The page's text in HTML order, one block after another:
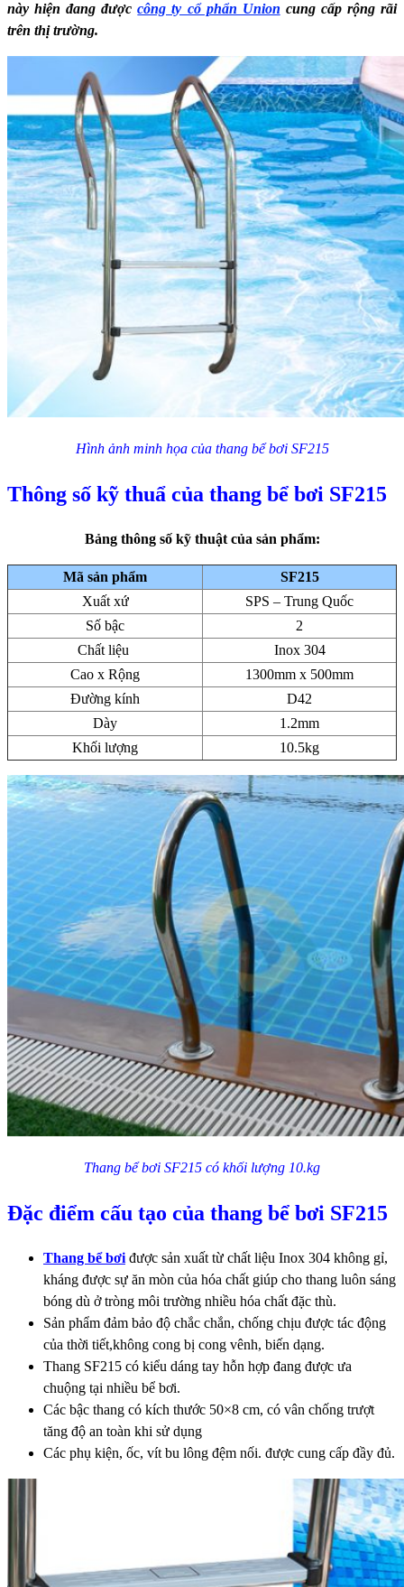
này hiện đang đượccông ty cổ phẩn Union cung cấp rộng rãi
trên thị trường.
Hình ảnh minh họa của thang bể bơi SF215
Thông số kỹ thuẩ của thang bể bơi SF215
Bảng thông số kỹ thuật của sản phẩm:
Mã sản phẩm
SF215
Xuất xứ
SPS – Trung Quốc
Số bậc
2
Chất liệu
Inox 304
Cao x Rộng
1300mm x 500mm
Đường kính
D42
Dày
1.2mm
Khối lượng
10.5kg
Thang bể bơi SF215 có khối lượng 10.kg
Đặc điểm cấu tạo của thang bể bơi SF215
Thang bể bơi được sản xuất từ chất liệu Inox 304 không gỉ,
kháng được sự ăn mòn của hóa chất giúp cho thang luôn sáng
bóng dù ở tròng môi trường nhiều hóa chất đặc thù.
Sản phẩm đảm bảo độ chắc chắn, chống chịu được tác động
của thời tiết,không cong bị cong vênh, biến dạng.
Thang SF215 có kiểu dáng tay hỗn hợp đang được ưa
chuộng tại nhiều bể bơi.
Các bậc thang có kích thước 50×8 cm, có vân chống trượt
tăng độ an toàn khi sử dụng
Các phụ kiện, ốc, vít bu lông đệm nối. được cung cấp đầy đủ.